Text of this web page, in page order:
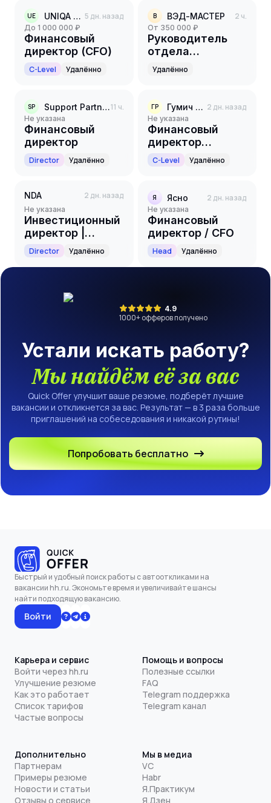
UE UNIQA Executive Search 5 дн. назад
до 1 000 000 ₽
Финансовый
директор (CFO)
C-Level Удалённо
В ВЭД-МАСТЕР 2 ч.
от 350 000 ₽
Руководитель
отдела
казначейства
Удалённо
SP Support Partners11 ч.
Не указана
Финансовый
директор
Director Удалённо
ГР Гумич РТК 2 дн. назад
Не указана
Финансовый
директор
(CFO/Chief
Financial Officer)
C-Level Удалённо
NDA 2 дн. назад
Не указана
Инвестиционный
директор |
Инвестиционный
консультант
Director Удалённо
Я Ясно 2 дн. назад
Не указана
Финансовый
директор / CFO
Head Удалённо
4.9
1000+ офферов получено
Устали искать работу?
Мы найдём её за вас
Quick Offer улучшит ваше резюме, подберёт лучшие
вакансии и откликнется за вас. Результат — в 3 раза больше
приглашений на собеседования и никакой рутины!
Попробовать бесплатно
Быстрый и удобный поиск работы с автооткликами на
вакансии hh.ru. Экономьте время и увеличивайте шансы
найти подходящую вакансию.
Войти
Карьера и сервис
Войти через hh.ru
Улучшение резюме
Как это работает
Список тарифов
Частые вопросы
Помощь и вопросы
Полезные ссылки
FAQ
Telegram поддержка
Telegram канал
Дополнительно
Партнерам
Примеры резюме
Новости и статьи
Отзывы о сервисе
Мы в медиа
VC
Habr
Я.Практикум
Я.Дзен